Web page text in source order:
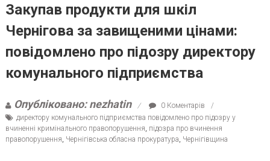
Закупав продукти для шкіл
Чернігова за завищеними цінами:
повідомлено про підозру директору
комунального підприємства
Опубліковано: nezhatin
0 Коментарів
директору комунального підприємства повідомлено про підозру у
вчиненні кримінального правопорушення підозра про вчинення
правопорушення Чернігівська обласна прокуратура Чернігівщина